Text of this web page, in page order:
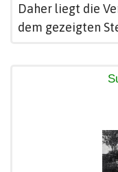
Daher liegt die
dem gezeigten